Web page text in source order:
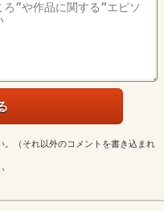
。（それ以外のコメントを書き込まれ